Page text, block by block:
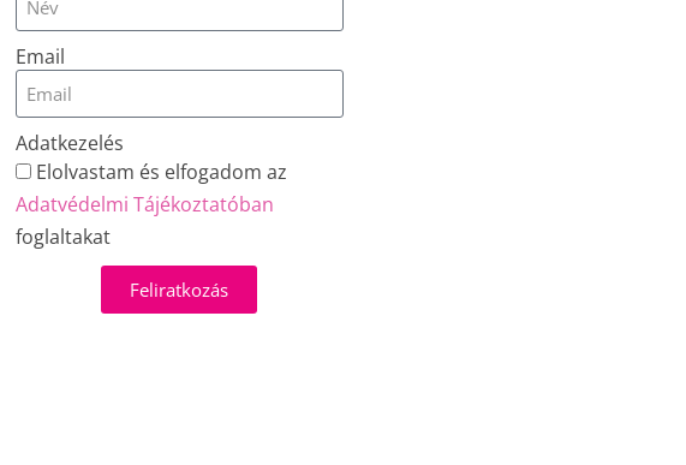
Email
Adatkezelés
Elolvastam és elfogadom az
Adatvédelmi Tájékoztatóban
foglaltakat
Feliratkozás